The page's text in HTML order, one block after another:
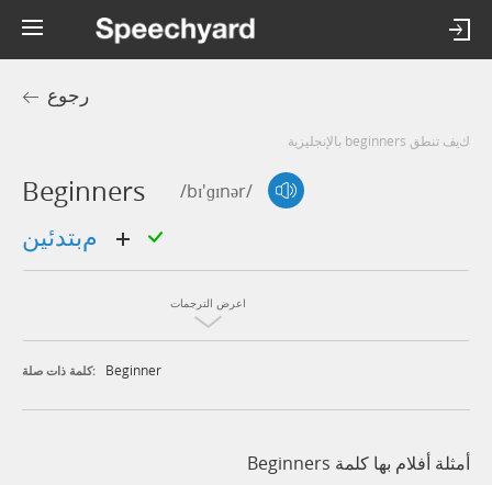
رجوع
كيف تنطق beginners بالإنجليزية
Beginners /bɪ'ɡɪnər/
اعرض الترجمات
كلمة ذات صلة: Beginner
أمثلة أفلام بها كلمة Beginners